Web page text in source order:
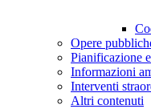
Opere
Pianificazione
Informazioni
Interventi
Altri contenuti